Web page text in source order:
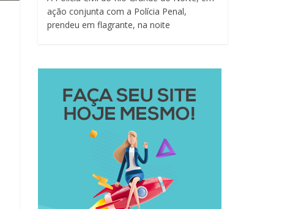
ação conjunta com a Polícia Penal,
prendeu em flagrante, na noite